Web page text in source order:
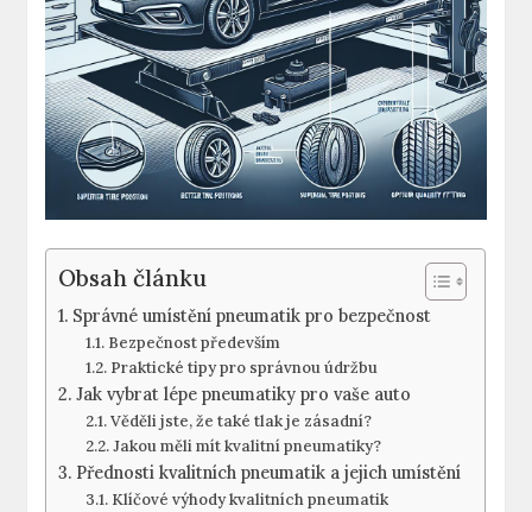
Obsah článku
Správné umístění pneumatik pro bezpečnost
Bezpečnost především
Praktické tipy pro správnou údržbu
Jak vybrat lépe pneumatiky pro vaše auto
Věděli jste, že také tlak je zásadní?
Jakou měli mít kvalitní pneumatiky?
Přednosti kvalitních pneumatik a jejich umístění
Klíčové výhody kvalitních pneumatik